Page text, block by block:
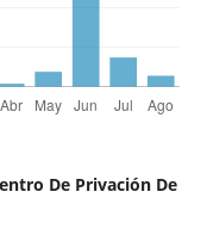
De Privación De